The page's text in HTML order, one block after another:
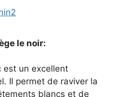
le noir:
est un excellent
Il permet de raviver la
blancs et de